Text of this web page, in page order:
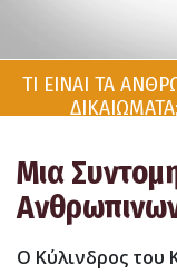
ΤΙ ΕΙΝΑΙ ΤΑ
ΔΙΚΑΙΩΜΑΤΑ;
Μια
Ο Κύλινδρος του